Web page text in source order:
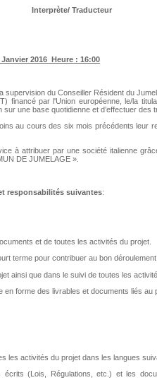
Interprète/ Traducteur
2016 Heure : 16:00
supervision du Conseiller Résident du
financé par l'Union européenne, le/la
une base quotidienne et d’effectuer des
au cours des six mois précédents leur
à attribuer par une société italienne
DE JUMELAGE ».
responsabilités suivantes:
et de toutes les activités du projet.
pour contribuer au bon déroulement
que dans le suivi de toutes les
forme des livrables et documents liés au
activités du projet dans les langues
Régulations, etc.) et les